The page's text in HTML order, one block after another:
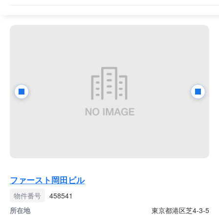
ファースト岡田ビル
物件番号
458541
所在地
東京都港区芝4-3-5